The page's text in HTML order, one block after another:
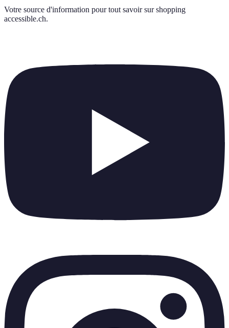
Votre source d'information pour tout savoir sur shopping
accessible.ch.